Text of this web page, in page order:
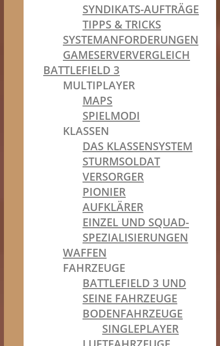
SYNDIKATS-AUFTRÄGE
TIPPS & TRICKS
SYSTEMANFORDERUNGEN
GAMESERVERVERGLEICH
BATTLEFIELD 3
MULTIPLAYER
MAPS
SPIELMODI
KLASSEN
DAS KLASSENSYSTEM
STURMSOLDAT
VERSORGER
PIONIER
AUFKLÄRER
EINZEL UND SQUAD-
SPEZIALISIERUNGEN
WAFFEN
FAHRZEUGE
BATTLEFIELD 3 UND
SEINE FAHRZEUGE
BODENFAHRZEUGE
SINGLEPLAYER